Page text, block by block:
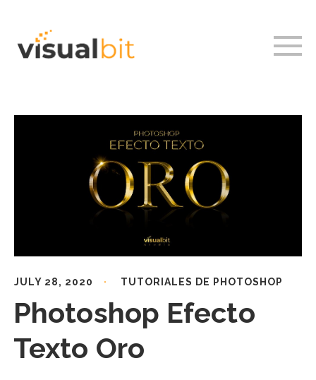
JULY 28, 2020 TUTORIALES DE PHOTOSHOP
Photoshop Efecto
Texto Oro